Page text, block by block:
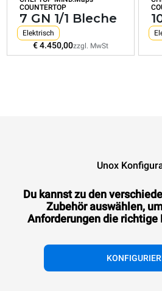
COUNTERTOP
7 GN 1/1 Bleche
Elektrisch
€ 4.450,00zzgl. MwSt
Unox
Du kannst zu den
Zubehör auswählen,
Anforderungen die richtige